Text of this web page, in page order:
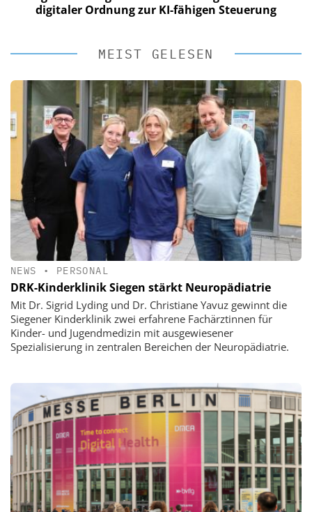
digitaler Ordnung zur KI-fähigen Steuerung
MEIST GELESEN
NEWS • PERSONAL
DRK-Kinderklinik Siegen stärkt Neuropädiatrie
Mit Dr. Sigrid Lyding und Dr. Christiane Yavuz gewinnt die
Siegener Kinderklinik zwei erfahrene Fachärztinnen für
Kinder- und Jugendmedizin mit ausgewiesener
Spezialisierung in zentralen Bereichen der Neuropädiatrie.